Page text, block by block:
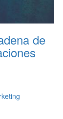
de